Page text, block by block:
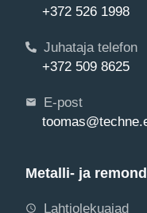
+372 526 1998
Juhataja telefon
+372 509 8625
E-post
Metalli- ja
Lahtiolekuajad